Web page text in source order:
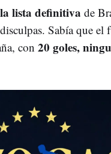
lista definitiva de
Sabía que el
con 20 goles,